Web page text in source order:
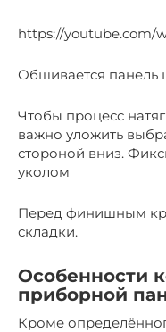
https://youtube.com/
Обшивается панель
Чтобы процесс
важно уложить
стороной вниз.
уколом
Перед финишным
складки.
Особенности
приборной
Кроме